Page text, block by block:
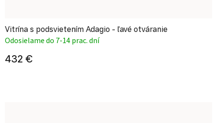
Vitrína s podsvietením Adagio - ľavé otváranie
Odosielame do 7-14 prac. dní
432 €